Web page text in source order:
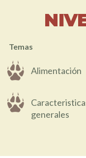
Temas
Alimentación
generales